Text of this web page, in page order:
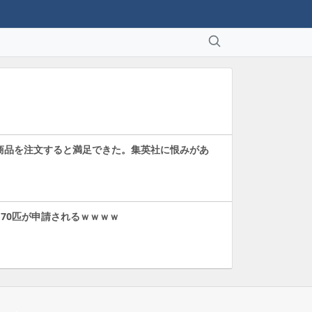
を注文すると満足できた。集英社に恨みがあ
匹が申請されるｗｗｗｗ